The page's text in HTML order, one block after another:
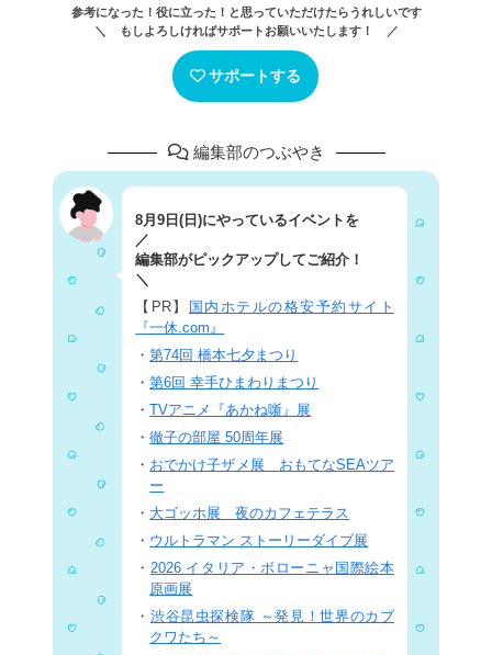
参考になった！役に立った！と思っていただけたらうれしいです
＼ もしよろしければサポートお願いいたします！ ／
サポートする
編集部のつぶやき
8月9日(日)にやっているイベントを
／
編集部がピックアップしてご紹介！
＼
【PR】
国内ホテルの格安予約サイト
『一休.com』
・第74回 橋本七夕まつり
・第6回 幸手ひまわりまつり
・TVアニメ『あかね噺』展
・徹子の部屋 50周年展
・ おでかけ子ザメ展 おもてなSEAツア
ー
・ 大ゴッホ展 夜のカフェテラス
・ ウルトラマン ストーリーダイブ展
・ 2026 イタリア・ボローニャ国際絵本
原画展
・ 渋谷昆虫探検隊 ～発見！世界のカブ
クワたち～